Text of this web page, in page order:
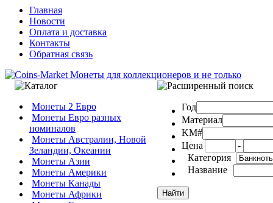
Главная
Новости
Оплата и доставка
Контакты
Обратная связь
Монеты 2 Евро
Монеты Евро разных
номиналов
Монеты Австралии, Новой
Зеландии, Океании
Монеты Азии
Монеты Америки
Монеты Канады
Монеты Африки
Год
Материал
KM#
Цена
-
Категория
Название